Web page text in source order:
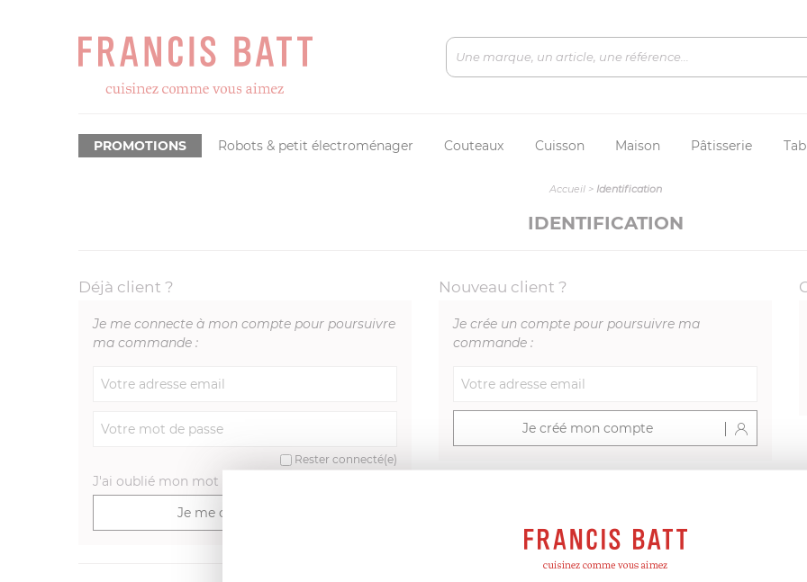
Robots & petit électroménager Couteaux Cuisson Maison Pâtisserie
PROMOTIONS
Accueil> Identification
IDENTIFICATION
Déjà client ?
Je me connecte à mon compte pour poursuivre
ma commande :
Rester connecté(e)
J'ai oublié mon mot de passe
Je me connecte
Nouveau client ?
Je crée un compte pour poursuivre ma
commande :
Je créé mon compte